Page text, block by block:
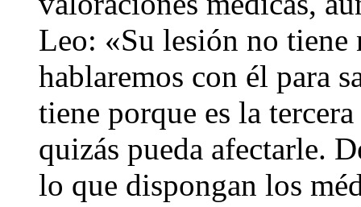
Leo: «Su lesión no tiene
hablaremos con él para
tiene porque es la
quizás pueda afectarle.
lo que dispongan los